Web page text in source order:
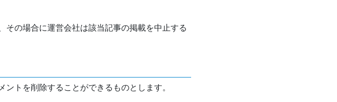
の場合に運営会社は該当記事の掲載を中止する
トを削除することができるものとします。